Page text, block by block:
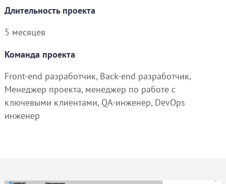
Длительность проекта
5 месяцев
Команда проекта
Front-end разработчик, Back-end разработчик,
Менеджер проекта, менеджер по работе с
ключевыми клиентами, QA-инженер, DevOps
инженер